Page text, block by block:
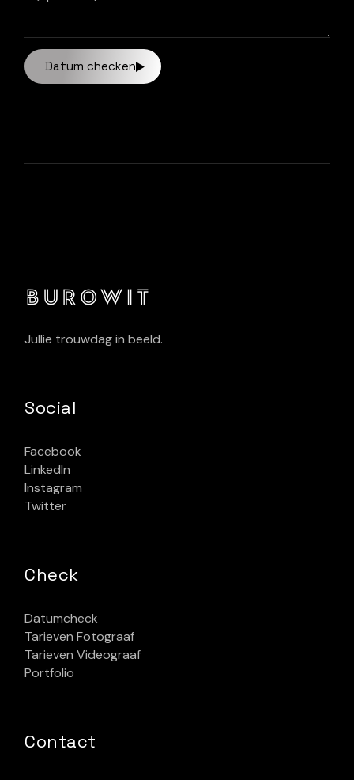
Datum checken
Jullie trouwdag in beeld.
Social
Facebook
LinkedIn
Instagram
Twitter
Check
Datumcheck
Tarieven Fotograaf
Tarieven Videograaf
Portfolio
Contact